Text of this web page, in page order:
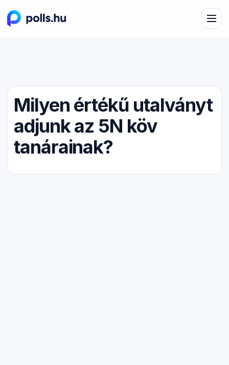
Milyen értékű utalványt
adjunk az 5N köv
tanárainak?